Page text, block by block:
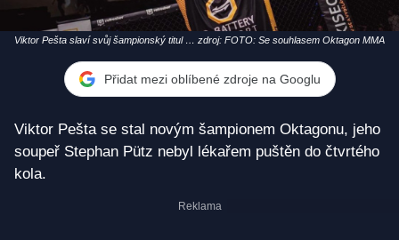
Viktor Pešta slaví svůj šampionský titul v
zdroj: FOTO: Se souhlasem Oktagon MMA
Přidat mezi oblíbené zdroje na Googlu
Viktor Pešta se stal novým šampionem Oktagonu, jeho
soupeř Stephan Pütz nebyl lékařem puštěn do čtvrtého
kola.